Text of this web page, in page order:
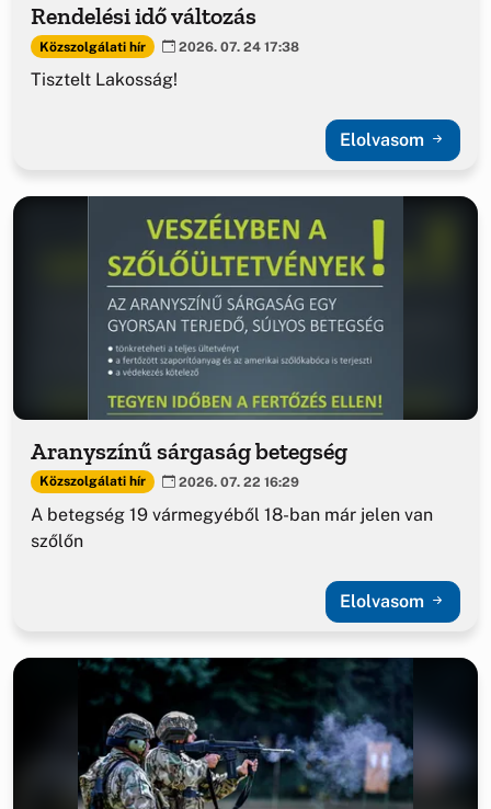
Rendelési idő változás
Közszolgálati hír 2026. 07. 24 17:38
Tisztelt Lakosság!
Elolvasom
Aranyszínű sárgaság betegség
Közszolgálati hír 2026. 07. 22 16:29
A betegség 19 vármegyéből 18-ban már jelen van
szőlőn
Elolvasom